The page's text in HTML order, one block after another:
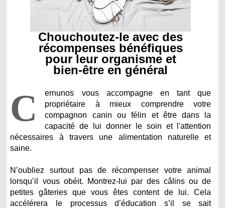
Chouchoutez-le avec des
récompenses bénéfiques
pour leur organisme et
bien-être en général
C
ernunos vous accompagne en tant que
propriétaire à mieux comprendre votre
compagnon canin ou félin et être dans la
capacité de lui donner le soin et l'attention
nécessaires à travers une alimentation naturelle et
saine.
N’oubliez surtout pas de récompenser votre animal
lorsqu’il vous obéit. Montrez-lui par des câlins ou de
petites gâteries que vous êtes content de lui. Cela
accélérera le processus d’éducation s’il se sait